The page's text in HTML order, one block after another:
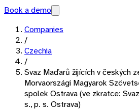
Book a demo
Companies
/
Czechia
/
Svaz Maďarů žijících v českých
Morvaországi Magyarok
spolek Ostrava (ve zkratce:
s., p. s. Ostrava)